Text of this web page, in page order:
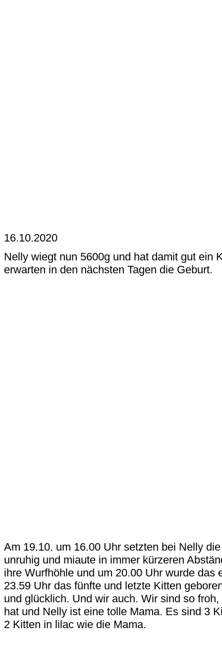
16.10.2020
Nelly wiegt nun 5600g und hat damit gut ein
erwarten in den nächsten Tagen die Geburt.
Am 19.10. um 16.00 Uhr setzten bei Nelly
unruhig und miaute in immer kürzeren
ihre Wurfhöhle und um 20.00 Uhr wurde das
23.59 Uhr das fünfte und letzte Kitten
und glücklich. Und wir auch. Wir sind so
hat und Nelly ist eine tolle Mama. Es sind 3
2 Kitten in lilac wie die Mama.